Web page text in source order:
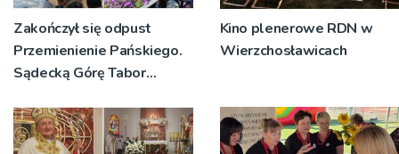
Zakończył się odpust
Przemienienie Pańskiego.
Sądecką Górę Tabor
pielgrzymów
Kino plenerowe RDN w
Wierzchosławicach